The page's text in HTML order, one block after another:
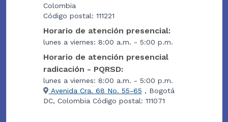
Colombia
Código postal: 111221
Horario de atención presencial:
lunes a viernes: 8:00 a.m. - 5:00 p.m.
Horario de atención presencial
radicación - PQRSD:
lunes a viernes: 8:00 a.m. - 5:00 p.m.
Avenida Cra. 68 No. 55-65 , Bogotá
DC, Colombia Código postal: 111071